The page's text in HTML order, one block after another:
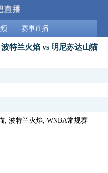
赛事直播
特兰火焰 vs 明尼苏达山猫
, 波特兰火焰, WNBA常规赛